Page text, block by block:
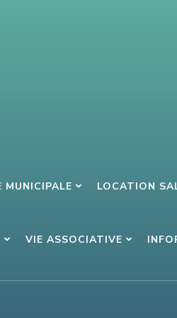
MUNICIPALE LOCATION
VIE ASSOCIATIVE